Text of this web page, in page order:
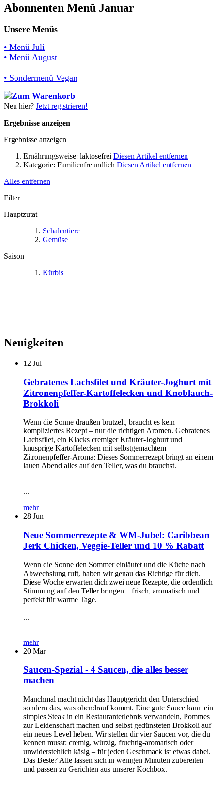
Abonnenten Menü Januar
Unsere Menüs
• Menü Juli
• Menü August
• Sondermenü Vegan
Neu hier? Jetzt registrieren!
Ergebnisse anzeigen
Ergebnisse anzeigen
Ernährungsweise: laktosefrei Diesen Artikel entfernen
Kategorie: Familienfreundlich Diesen Artikel entfernen
Alles entfernen
Filter
Hauptzutat
Schalentiere
Gemüse
Saison
Kürbis
Neuigkeiten
12 Jul
Gebratenes Lachsfilet und Kräuter-Joghurt mit
Zitronenpfeffer-Kartoffelecken und Knoblauch-
Brokkoli
Wenn die Sonne draußen brutzelt, braucht es kein
kompliziertes Rezept – nur die richtigen Aromen. Gebratenes
Lachsfilet, ein Klacks cremiger Kräuter-Joghurt und
knusprige Kartoffelecken mit selbstgemachtem
Zitronenpfeffer-Aroma: Dieses Sommerrezept bringt an einem
lauen Abend alles auf den Teller, was du brauchst.
...
mehr
28 Jun
Neue Sommerrezepte & WM-Jubel: Caribbean
Jerk Chicken, Veggie-Teller und 10 % Rabatt
Wenn die Sonne den Sommer einläutet und die Küche nach
Abwechslung ruft, haben wir genau das Richtige für dich.
Diese Woche erwarten dich zwei neue Rezepte, die ordentlich
Stimmung auf den Teller bringen – frisch, aromatisch und
perfekt für warme Tage.
...
mehr
20 Mar
Saucen-Spezial - 4 Saucen, die alles besser
machen
Manchmal macht nicht das Hauptgericht den Unterschied –
sondern das, was obendrauf kommt. Eine gute Sauce kann ein
simples Steak in ein Restauranterlebnis verwandeln, Pommes
zur Leidenschaft machen und selbst gedünsteten Brokkoli auf
ein neues Level heben. Wir stellen dir vier Saucen vor, die du
kennen musst: cremig, würzig, fruchtig-aromatisch oder
unwiderstehlich käsig – für jeden Geschmack ist etwas dabei.
Das Beste? Alle lassen sich in wenigen Minuten zubereiten
und passen zu Gerichten aus unserer Kochbox.